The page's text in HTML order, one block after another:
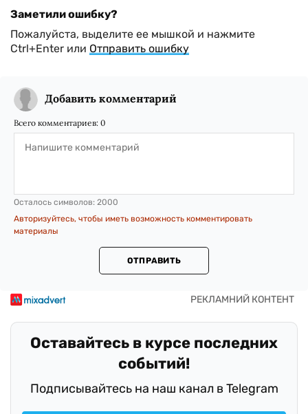
Заметили ошибку?
Пожалуйста, выделите ее мышкой и нажмите
Ctrl+Enter или Отправить ошибку
Добавить комментарий
Всего комментариев: 0
Осталось символов: 2000
Авторизуйтесь, чтобы иметь возможность комментировать
материалы
ОТПРАВИТЬ
Оставайтесь в курсе последних
событий!
Подписывайтесь на наш канал в Telegram